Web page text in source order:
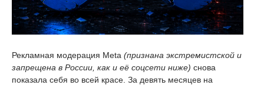
Рекламная модерация Meta (признана экстремистской и
запрещена в России, как и её соцсети ниже) снова
показала себя во всей красе. За девять месяцев на